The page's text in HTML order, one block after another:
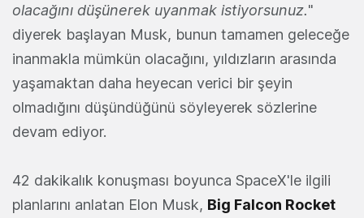
olacağını düşünerek uyanmak istiyorsunuz."
diyerek başlayan Musk, bunun tamamen geleceğe
inanmakla mümkün olacağını, yıldızların arasında
yaşamaktan daha heyecan verici bir şeyin
olmadığını düşündüğünü söyleyerek sözlerine
devam ediyor.
42 dakikalık konuşması boyunca SpaceX'le ilgili
planlarını anlatan Elon Musk, Big Falcon Rocket